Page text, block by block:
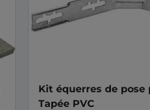
Kit équerres de pose
Tapée PVC